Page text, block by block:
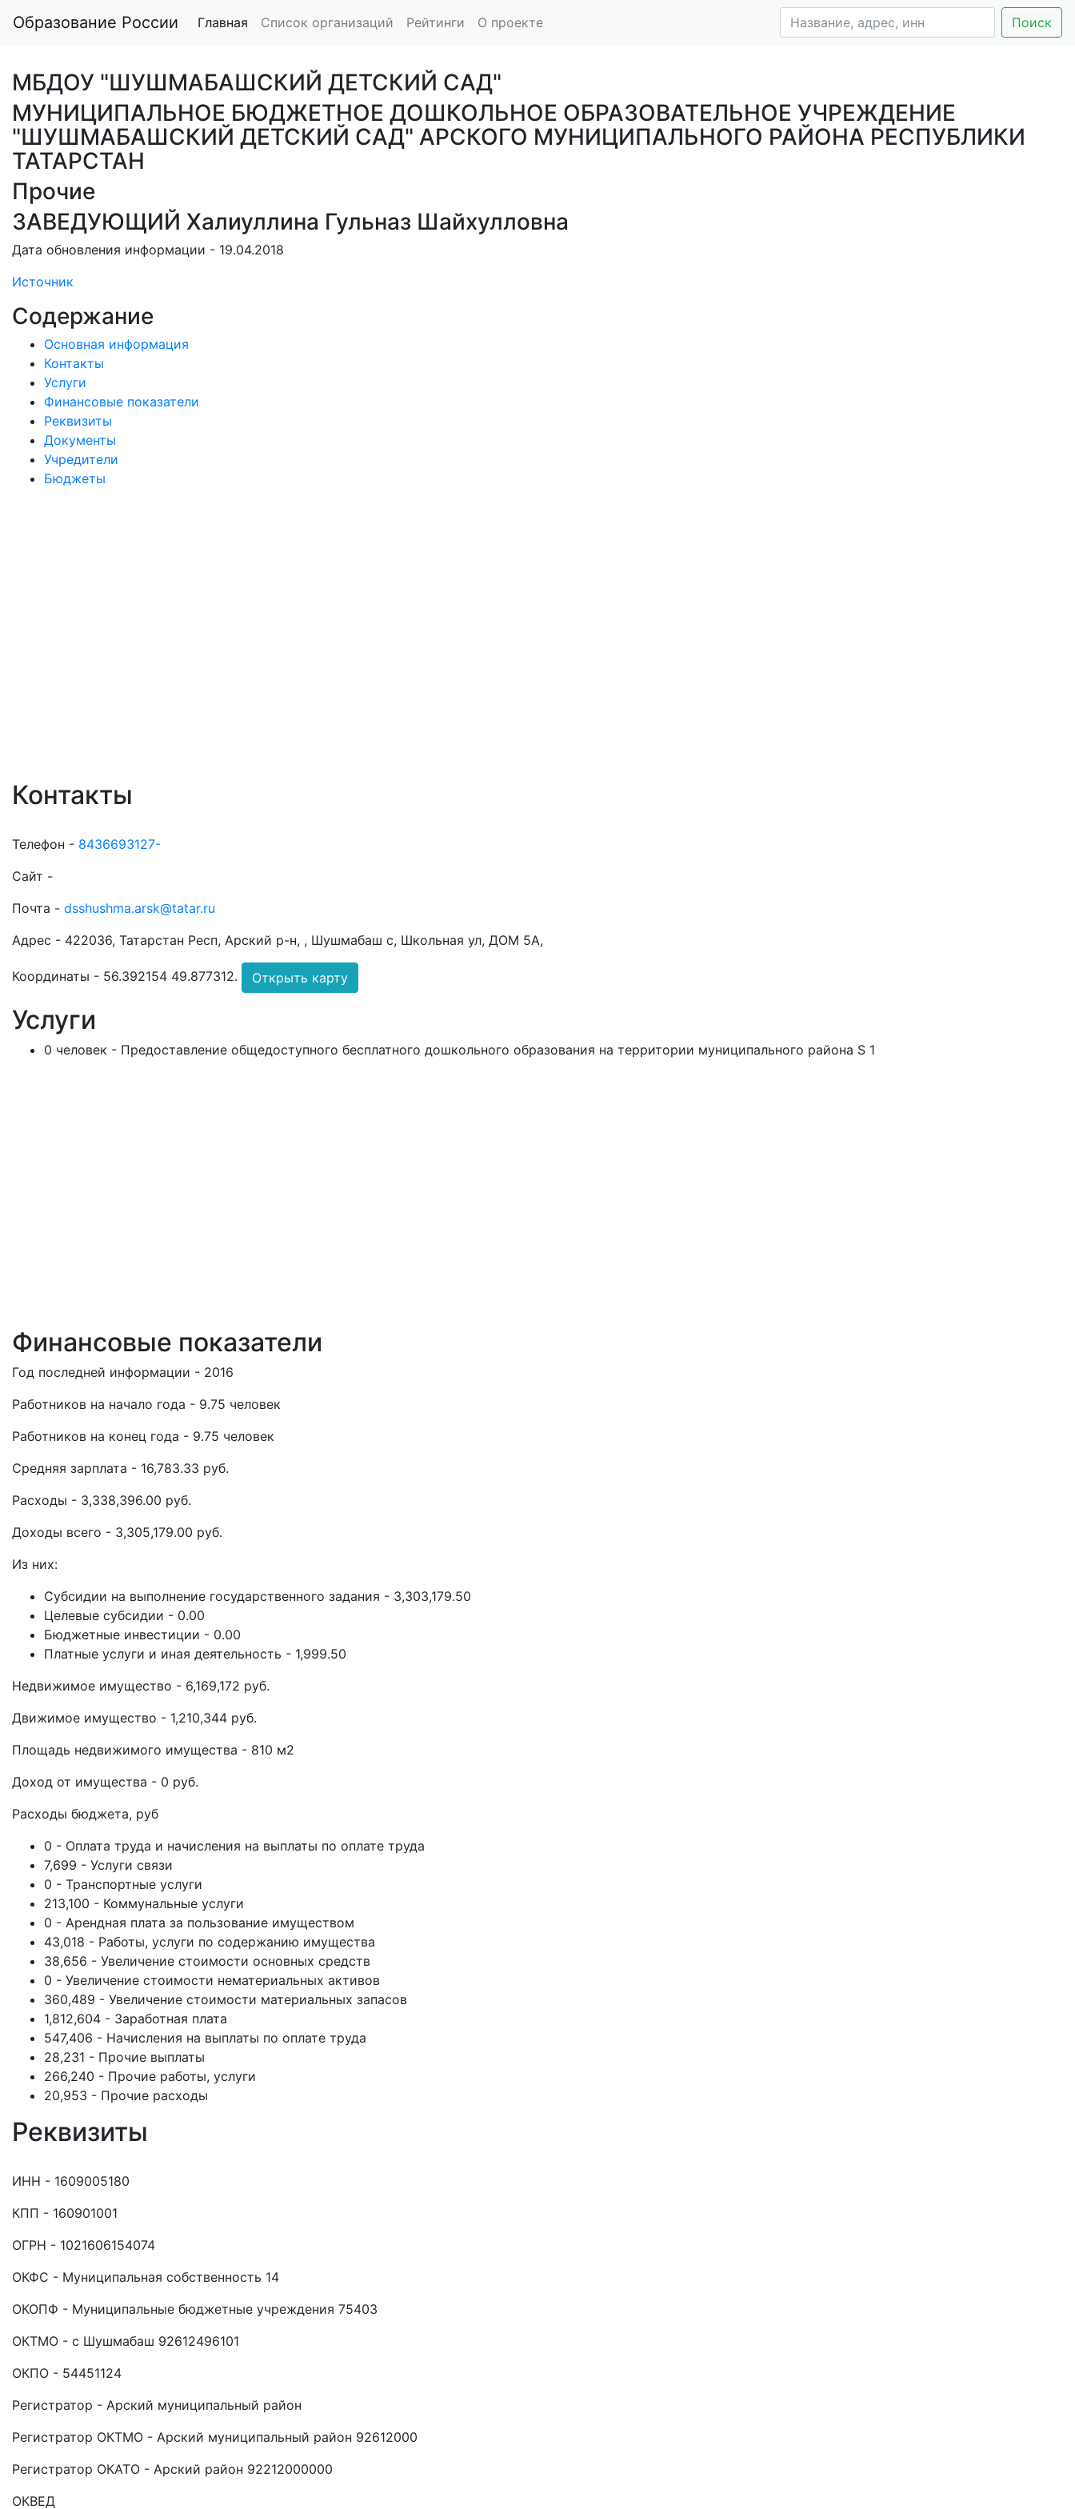
Образование России Главная Список организаций Рейтинги О проекте Поиск
МБДОУ "ШУШМАБАШСКИЙ ДЕТСКИЙ САД"
МУНИЦИПАЛЬНОЕ БЮДЖЕТНОЕ ДОШКОЛЬНОЕ ОБРАЗОВАТЕЛЬНОЕ УЧРЕЖДЕНИЕ
"ШУШМАБАШСКИЙ ДЕТСКИЙ САД" АРСКОГО МУНИЦИПАЛЬНОГО РАЙОНА РЕСПУБЛИКИ
ТАТАРСТАН
Прочие
ЗАВЕДУЮЩИЙ Халиуллина Гульназ Шайхулловна
Дата обновления информации - 19.04.2018
Источник
Содержание
Основная информация
Контакты
Услуги
Финансовые показатели
Реквизиты
Документы
Учредители
Бюджеты
Контакты
Телефон - 8436693127-
Сайт -
Почта - dsshushma.arsk@tatar.ru
Адрес - 422036, Татарстан Респ, Арский р-н, , Шушмабаш с, Школьная ул, ДОМ 5А,
Координаты - 56.392154 49.877312. Открыть карту
Услуги
0 человек - Предоставление общедоступного бесплатного дошкольного образования на территории муниципального района S 1
Финансовые показатели
Год последней информации - 2016
Работников на начало года - 9.75 человек
Работников на конец года - 9.75 человек
Средняя зарплата - 16,783.33 руб.
Расходы - 3,338,396.00 руб.
Доходы всего - 3,305,179.00 руб.
Из них:
Субсидии на выполнение государственного задания - 3,303,179.50
Целевые субсидии - 0.00
Бюджетные инвестиции - 0.00
Платные услуги и иная деятельность - 1,999.50
Недвижимое имущество - 6,169,172 руб.
Движимое имущество - 1,210,344 руб.
Площадь недвижимого имущества - 810 м2
Доход от имущества - 0 руб.
Расходы бюджета, руб
0 - Оплата труда и начисления на выплаты по оплате труда
7,699 - Услуги связи
0 - Транспортные услуги
213,100 - Коммунальные услуги
0 - Арендная плата за пользование имуществом
43,018 - Работы, услуги по содержанию имущества
38,656 - Увеличение стоимости основных средств
0 - Увеличение стоимости нематериальных активов
360,489 - Увеличение стоимости материальных запасов
1,812,604 - Заработная плата
547,406 - Начисления на выплаты по оплате труда
28,231 - Прочие выплаты
266,240 - Прочие работы, услуги
20,953 - Прочие расходы
Реквизиты
ИНН - 1609005180
КПП - 160901001
ОГРН - 1021606154074
ОКФС - Муниципальная собственность 14
ОКОПФ - Муниципальные бюджетные учреждения 75403
ОКТМО - с Шушмабаш 92612496101
ОКПО - 54451124
Регистратор - Арский муниципальный район
Регистратор ОКТМО - Арский муниципальный район 92612000
Регистратор ОКАТО - Арский район 92212000000
ОКВЕД